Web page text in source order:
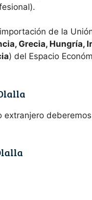
de la
Grecia,
) del Espacio
extranjero